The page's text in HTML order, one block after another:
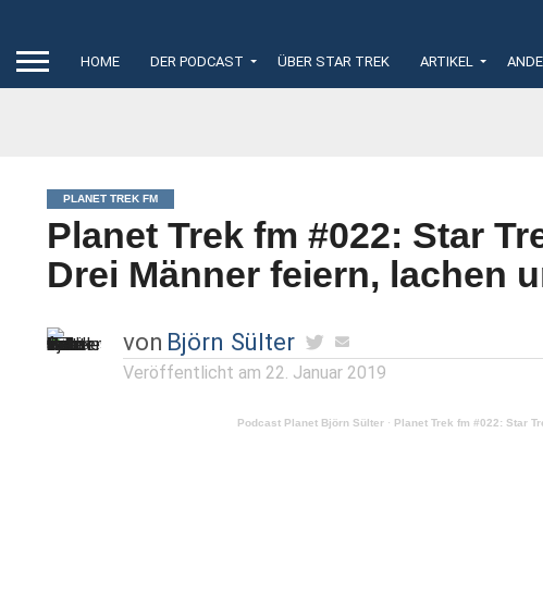
HOME DER PODCAST ÜBER STAR TREK ARTIKEL
PLANET TREK FM
Planet Trek fm #022: Star
Drei Männer feiern, lachen
von Björn Sülter
Veröffentlicht am 22. Januar 2019
Podcast Planet Björn Sülter· Planet Trek fm #022: Star